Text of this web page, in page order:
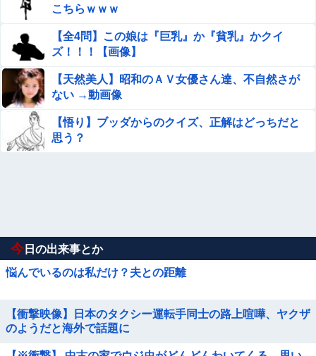
こちらｗｗｗ
【全4問】この娘は『巨乳』か『貧乳』かクイ
ズ！！！【画像】
【天然美人】昭和のＡＶ女優さん達、不自然さが
ない →動画像
【悟り】ブッダからのクイズ、正解はどっちだと
思う？
今 日の出来事とか
悩んでいるのは私だけ？夫との距離
【衝撃映像】日本のタクシー運転手同士の路上喧嘩、ヤクザ
のようだと海外で話題に